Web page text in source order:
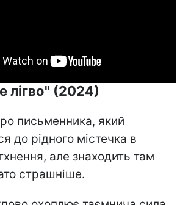
лігво" (2024)
письменника, який
до рідного містечка в
але знаходить там
страшніше.